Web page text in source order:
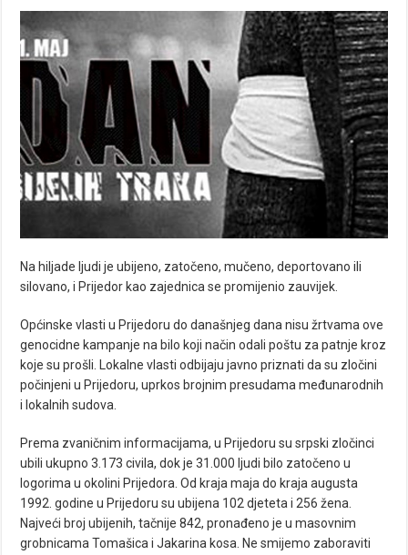
Na hiljade ljudi je ubijeno, zatočeno, mučeno, deportovano ili
silovano, i Prijedor kao zajednica se promijenio zauvijek.
Općinske vlasti u Prijedoru do današnjeg dana nisu žrtvama ove
genocidne kampanje na bilo koji način odali poštu za patnje kroz
koje su prošli. Lokalne vlasti odbijaju javno priznati da su zločini
počinjeni u Prijedoru, uprkos brojnim presudama međunarodnih
i lokalnih sudova.
Prema zvaničnim informacijama, u Prijedoru su srpski zločinci
ubili ukupno 3.173 civila, dok je 31.000 ljudi bilo zatočeno u
logorima u okolini Prijedora. Od kraja maja do kraja augusta
1992. godine u Prijedoru su ubijena 102 djeteta i 256 žena.
Najveći broj ubijenih, tačnije 842, pronađeno je u masovnim
grobnicama Tomašica i Jakarina kosa. Ne smijemo zaboraviti